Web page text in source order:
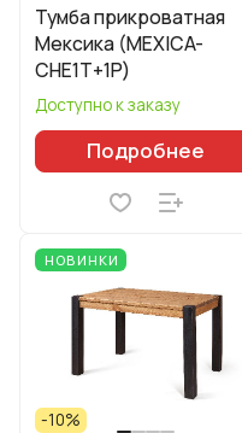
Тумба прикроватная
Мексика (MEXICA-
CHE1T+1P)
Доступно к заказу
Подробнее
НОВИНКИ
-10%